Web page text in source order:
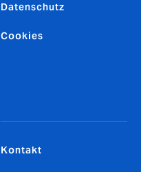
Datenschutz
Cookies
Kontakt